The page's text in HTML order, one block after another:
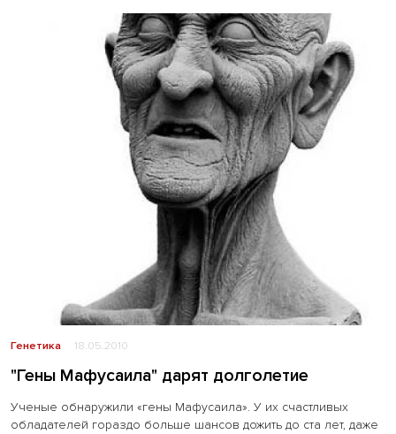
Генетика 18.05.2010
"Гены Мафусаила" дарят долголетие
Ученые обнаружили «гены Мафусаила». У их счастливых
обладателей гораздо больше шансов дожить до ста лет, даже